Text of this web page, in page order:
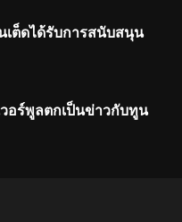
เต็ดได้รับการสนับสนุน
อร์พูลตกเป็นข่าวกับทูน